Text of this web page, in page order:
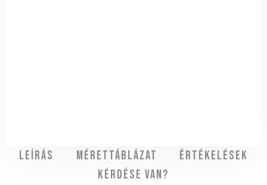
Leírás Mérettáblázat
Értékelések
Kérdése van?